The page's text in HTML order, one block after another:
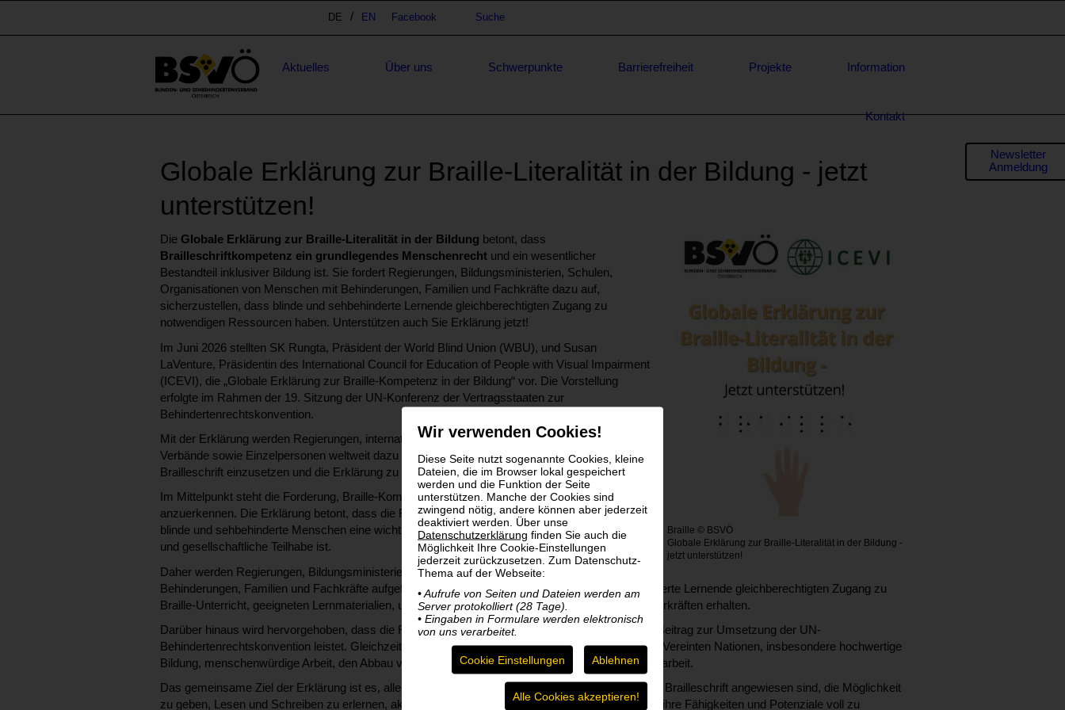
Wir verwenden Cookies!
Diese Seite nutzt sogenannte Cookies, kleine
Dateien, die im Browser lokal gespeichert
werden und die Funktion der Seite
unterstützen. Manche der Cookies sind
zwingend nötig, andere können aber jederzeit
deaktiviert werden. Über unse
Datenschutzerklärung finden Sie auch die
Möglichkeit Ihre Cookie-Einstellungen
jederzeit zurückzusetzen. Zum Datenschutz-
Thema auf der Webseite:
• Aufrufe von Seiten und Dateien werden am
Server protokolliert (28 Tage).
• Eingaben in Formulare werden elektronisch
von uns verarbeitet.
Cookie Einstellungen Ablehnen
Alle Cookies akzeptieren!
Sprachauswahl
DE EN Facebook Suche
Stichwortsuche
Hauptnavigation
Aktuelles Über uns Schwerpunkte Barrierefreiheit Projekte Information
Kontakt
Newsletter
Anmeldung
Globale Erklärung zur Braille-Literalität in der Bildung - jetzt
unterstützen!
Braille © BSVÖ
Globale Erklärung zur Braille-Literalität in der Bildung -
jetzt unterstützen!
Die Globale Erklärung zur Braille-Literalität in der Bildung betont, dass
Brailleschriftkompetenz ein grundlegendes Menschenrecht und ein wesentlicher
Bestandteil inklusiver Bildung ist. Sie fordert Regierungen, Bildungsministerien, Schulen,
Organisationen von Menschen mit Behinderungen, Familien und Fachkräfte dazu auf,
sicherzustellen, dass blinde und sehbehinderte Lernende gleichberechtigten Zugang zu
notwendigen Ressourcen haben. Unterstützen auch Sie Erklärung jetzt!
Im Juni 2026 stellten SK Rungta, Präsident der World Blind Union (WBU), und Susan
LaVenture, Präsidentin des International Council for Education of People with Visual Impairment
(ICEVI), die „Globale Erklärung zur Braille-Kompetenz in der Bildung“ vor. Die Vorstellung
erfolgte im Rahmen der 19. Sitzung der UN-Konferenz der Vertragsstaaten zur
Behindertenrechtskonvention.
Mit der Erklärung werden Regierungen, internationale Organisationen, Bildungseinrichtungen,
Verbände sowie Einzelpersonen weltweit dazu aufgerufen, sich für die Förderung der
Brailleschrift einzusetzen und die Erklärung zu unterstützen.
Im Mittelpunkt steht die Forderung, Braille-Kompetenz als grundlegendes Menschenrecht
anzuerkennen. Die Erklärung betont, dass die Fähigkeit, Braille zu lesen und zu schreiben, für
blinde und sehbehinderte Menschen eine wichtige Voraussetzung für Bildung, Selbstständigkeit
und gesellschaftliche Teilhabe ist.
Daher werden Regierungen, Bildungsministerien, Schulen, Organisationen von Menschen mit
Behinderungen, Familien und Fachkräfte aufgefordert, sicherzustellen, dass blinde und sehbehinderte Lernende gleichberechtigten Zugang zu
Braille-Unterricht, geeigneten Lernmaterialien, unterstützenden Technologien und qualifizierten Lehrkräften erhalten.
Darüber hinaus wird hervorgehoben, dass die Förderung von Braille-Kompetenz einen wichtigen Beitrag zur Umsetzung der UN-
Behindertenrechtskonvention leistet. Gleichzeitig unterstützt sie mehrere Nachhaltigkeitsziele der Vereinten Nationen, insbesondere hochwertige
Bildung, menschenwürdige Arbeit, den Abbau von Ungleichheiten sowie internationale Zusammenarbeit.
Das gemeinsame Ziel der Erklärung ist es, allen Kindern, Jugendlichen und Erwachsenen, die auf Brailleschrift angewiesen sind, die Möglichkeit
zu geben, Lesen und Schreiben zu erlernen, aktiv am gesellschaftlichen Leben teilzunehmen und ihre Fähigkeiten und Potenziale voll zu